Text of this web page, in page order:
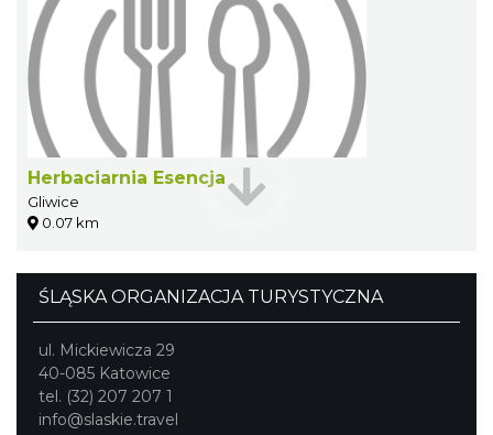
Herbaciarnia Esencja
Gliwice
0.07 km
ŚLĄSKA ORGANIZACJA TURYSTYCZNA
ul. Mickiewicza 29
40-085 Katowice
tel. (32) 207 207 1
info@slaskie.travel